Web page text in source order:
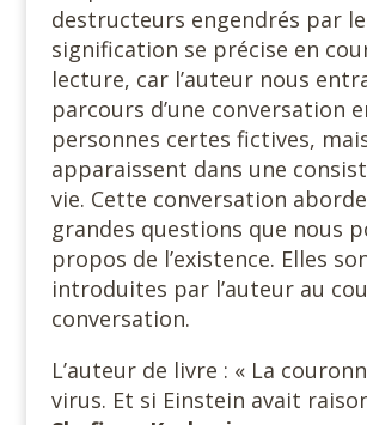
destructeurs engendrés par
signification se précise en
lecture, car l’auteur nous
parcours d’une conversation
personnes certes fictives,
apparaissent dans une
vie. Cette conversation
grandes questions que nous
propos de l’existence. Elles
introduites par l’auteur au
conversation.
L’auteur de livre : « La
virus. Et si Einstein avait